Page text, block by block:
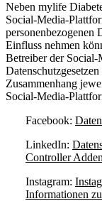
Neben mylife
Social-Media-
Einfluss nehmen
Betreiber der Social-
Zusammenhang
Social-Media-
Facebook:
LinkedIn:
Controller
Instagram:
Informationen